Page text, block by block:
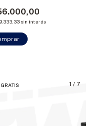
sin interés
1 / 7
GRATIS